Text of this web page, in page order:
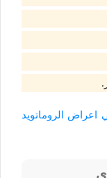
اعراض الروماتويد